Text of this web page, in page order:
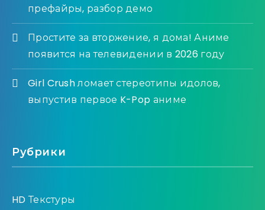
префайры, разбор демо
Простите за вторжение, я дома! Аниме
появится на телевидении в 2026 году
Girl Crush ломает стереотипы идолов,
выпустив первое K-Pop аниме
Рубрики
HD Текстуры